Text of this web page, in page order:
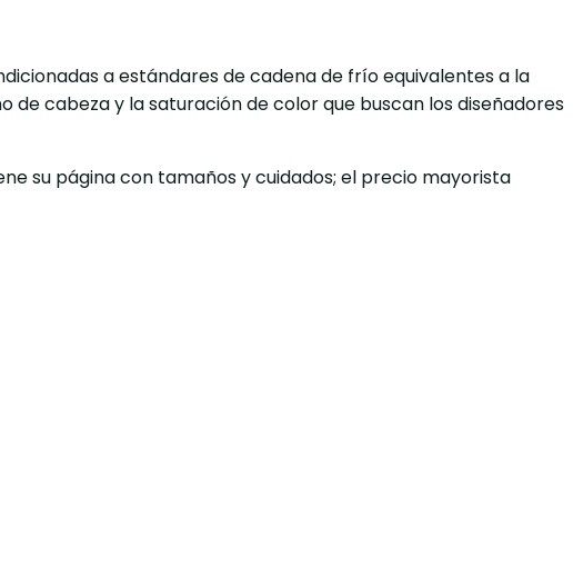
a estándares de cadena de frío equivalentes a la
cabeza y la saturación de color que buscan los diseñadores
su página con tamaños y cuidados; el precio mayorista